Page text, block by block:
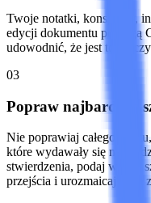
Twoje notatki, konspekty,
edycji dokumentu pomogą
udowodnić, że jest to
03
Popraw najbardziej
Nie poprawiaj całego
które wydawały się
stwierdzenia, podaj więcej
przejścia i urozmaicaj rytm